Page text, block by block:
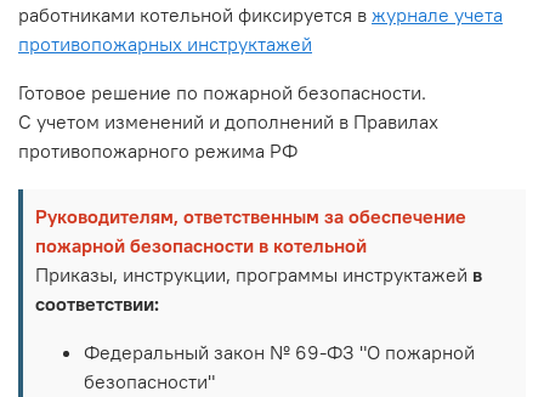
работниками котельной фиксируется в журнале учета
противопожарных инструктажей
Готовое решение по пожарной безопасности.
С учетом изменений и дополнений в Правилах
противопожарного режима РФ
Руководителям, ответственным за обеспечение
пожарной безопасности в котельной
Приказы, инструкции, программы инструктажей в
соответствии:
Федеральный закон № 69-ФЗ "О пожарной
безопасности"